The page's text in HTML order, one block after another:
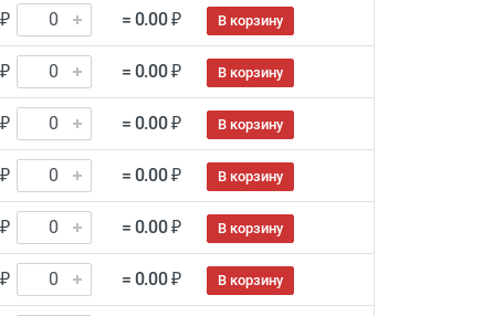
= 0.00 ₽ В корзину
= 0.00 ₽ В корзину
= 0.00 ₽ В корзину
= 0.00 ₽ В корзину
= 0.00 ₽ В корзину
= 0.00 ₽ В корзину